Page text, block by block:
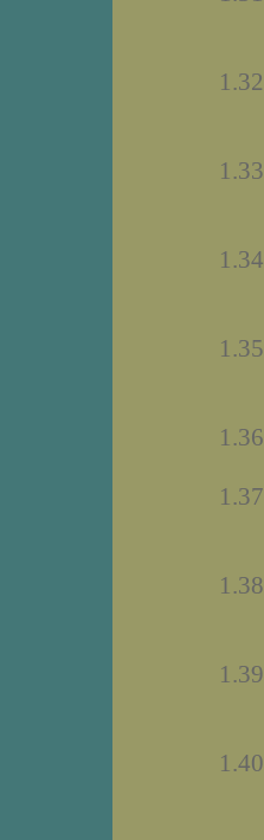
1.32
1.33
1.34
1.35
1.36
1.37
1.38
1.39
1.40